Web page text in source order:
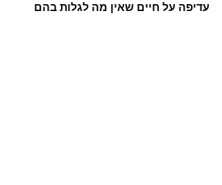
עדיפה על חיים שאין מה לגלות בהם